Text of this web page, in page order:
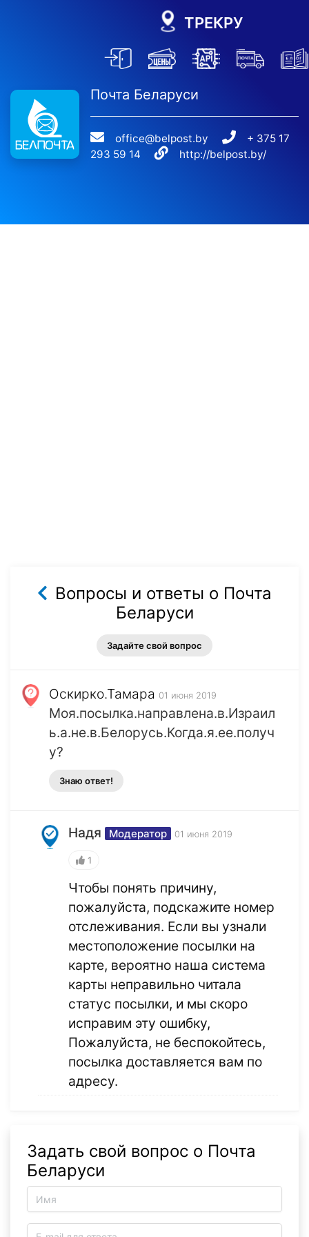
ТРЕКРУ
Почта Беларуси
office@belpost.by
+ 375 17
293 59 14
http://belpost.by/
Вопросы и ответы о Почта
Беларуси
Задайте свой вопрос
Оскирко.Тамара 01 июня 2019
Моя.посылка.направлена.в.Израил
ь.а.не.в.Белорусь.Когда.я.ее.получ
у?
Знаю ответ!
Надя Модератор 01 июня 2019
1
Чтобы понять причину,
пожалуйста, подскажите номер
отслеживания. Если вы узнали
местоположение посылки на
карте, вероятно наша система
карты неправильно читала
статус посылки, и мы скоро
исправим эту ошибку,
Пожалуйста, не беспокойтесь,
посылка доставляется вам по
адресу.
Задать свой вопрос о Почта
Беларуси